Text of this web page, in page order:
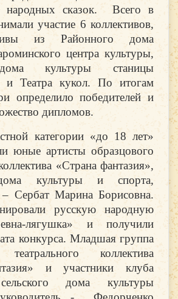
народных сказок. Всего в
участие 6 коллективов,
из Районного дома
центра культуры,
культуры станицы
и Театра кукол. По итогам
определило победителей и
дипломов.
категории «до 18 лет»
юные артисты образцового
«Страна фантазия»,
культуры и спорта,
– Сербат Марина Борисовна.
русскую народную
лягушка» и получили
конкурса. Младшая группа
театрального коллектива
и участники клуба
дома культуры